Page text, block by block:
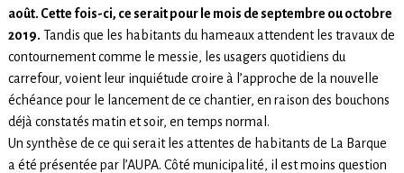
août. Cette fois-ci, ce serait pour le mois de septembre ou octobre
2019. Tandis que les habitants du hameaux attendent les travaux de
contournement comme le messie, les usagers quotidiens du
carrefour, voient leur inquiétude croire à l’approche de la nouvelle
échéance pour le lancement de ce chantier, en raison des bouchons
déjà constatés matin et soir, en temps normal.
Un synthèse de ce qui serait les attentes de habitants de La Barque
a été présentée par l’AUPA. Côté municipalité, il est moins question